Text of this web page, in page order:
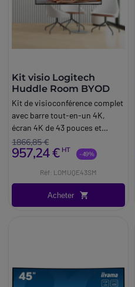
Kit visio Logitech
Huddle Room BYOD
Kit de visioconférence complet
avec barre tout-en-un 4K,
écran 4K de 43 pouces et
accessoires, dédié aux huddle
rooms (2-3 personnes).
1866,85 €
957,24 € HT -49%
Réf: LOMUQE43SM
Acheter